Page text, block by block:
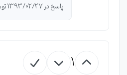
پاسخ در 1393/02/27 توسط
1